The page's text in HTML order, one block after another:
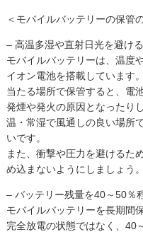
＜モバイルバッテリーの保管
– 高温多湿や直射日光を避ける
モバイルバッテリーは、温度
イオン電池を搭載しています
当たる場所で保管すると、電
発煙や発火の原因となったり
温・常湿で風通しの良い場所
いです。
また、衝撃や圧力を避けるた
め込まないようにしましょう。
– バッテリー残量を40～50％
モバイルバッテリーを長期間
完全放電の状態ではなく、40